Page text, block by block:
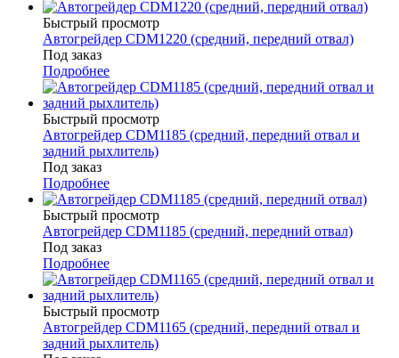
Быстрый просмотр
Автогрейдер CDM1220 (средний, передний отвал)
Под заказ
Подробнее
Быстрый просмотр
Автогрейдер CDM1185 (средний, передний отвал и
задний рыхлитель)
Под заказ
Подробнее
Быстрый просмотр
Автогрейдер CDM1185 (средний, передний отвал)
Под заказ
Подробнее
Быстрый просмотр
Автогрейдер CDM1165 (средний, передний отвал и
задний рыхлитель)